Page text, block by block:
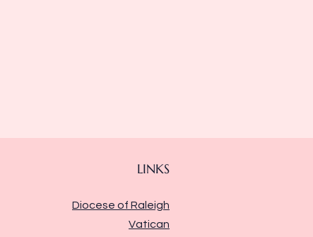
LINKS
Diocese of Raleigh
Vatican